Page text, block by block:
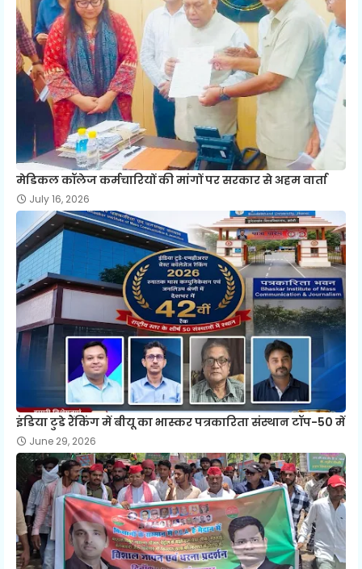
मेडिकल कॉलेज कर्मचारियों की मांगों पर सरकार से अहम वार्ता
July 16, 2026
इंडिया टुडे रैंकिंग में बीयू का भास्कर पत्रकारिता संस्थान टॉप-50 में
June 29, 2026